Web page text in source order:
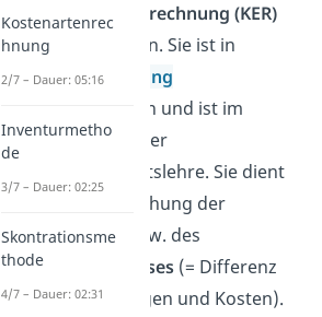
Kosten- und Erlösrechnung (KER)
bezeichnet werden. Sie ist in
der Kostenrechnung
anzutreffen und ist im
Allgemeinen Teil der
Betriebswirtschaftslehre. Sie dient
der Veranschaulichung der
Betriebsbilanz
bzw. des
Betriebsergebnisses(= Differenz
zwischen Leistungen und Kosten).
Kostenartenrec
hnung
2/7 – Dauer: 05:16
Inventurmetho
de
3/7 – Dauer: 02:25
Skontrationsme
thode
4/7 – Dauer: 02:31